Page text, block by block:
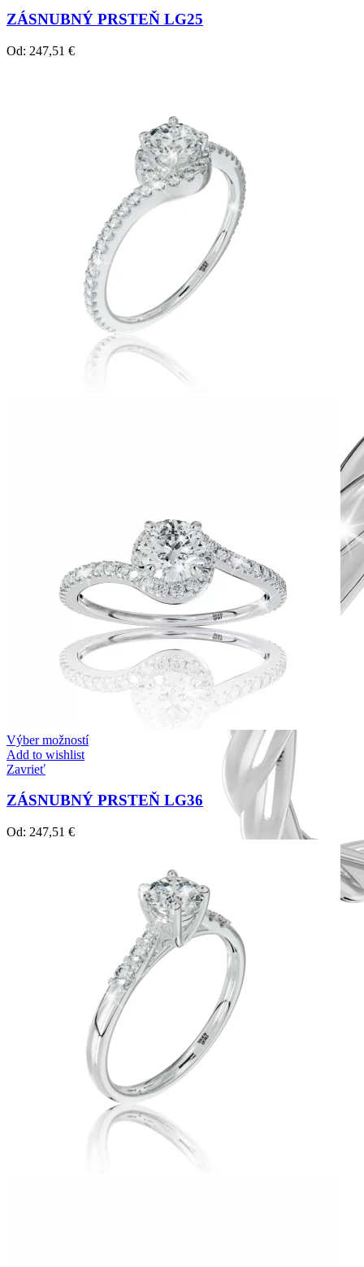
Twist Elegance
Zásnubné prstne z kolekcie Twist Elegance.
ZÁSNUBNÝ PRSTEŇ LG25
Od: 247,51 €
Výber možností
Add to wishlist
Zavrieť
ZÁSNUBNÝ PRSTEŇ LG36
Od: 247,51 €